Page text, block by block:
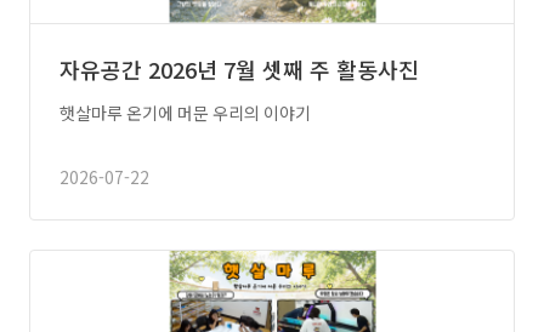
자유공간 2026년 7월 셋째 주 활동사진
햇살마루 온기에 머문 우리의 이야기
2026-07-22